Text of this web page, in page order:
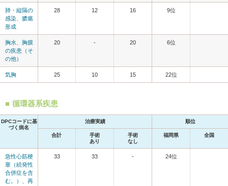
肺・縦隔の
感染、膿瘍
形成
28 12 16 9位
胸水、胸膜
の疾患（そ
の他）
20 - 20 6位
気胸 25 10 15 22位
循環器系疾患
DPCコードに基
づく病名
治療実績 順位
合計
手術
あり
手術
なし
福岡県 全国
急性心筋梗
塞（続発性
合併症を含
む。）、再
33 33 - 24位